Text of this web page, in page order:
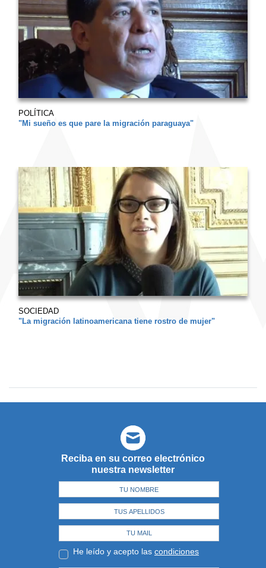
POLÍTICA
"Mi sueño es que pare la migración paraguaya"
SOCIEDAD
"La migración latinoamericana tiene rostro de mujer"
Reciba en su correo electrónico
nuestra newsletter
He leído y acepto las condiciones